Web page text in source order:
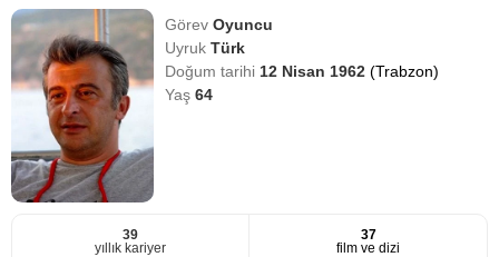
GörevOyuncu
UyrukTürk
Doğum tarihi 12 Nisan 1962(Trabzon)
Yaş64
39
yıllık kariyer
37
film ve dizi